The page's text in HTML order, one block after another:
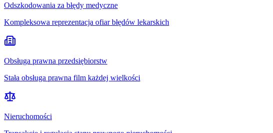
Odszkodowania za błędy medyczne
Kompleksowa reprezentacja ofiar błędów lekarskich
Obsługa prawna przedsiębiorstw
Stała obsługa prawna film każdej wielkości
Nieruchomości